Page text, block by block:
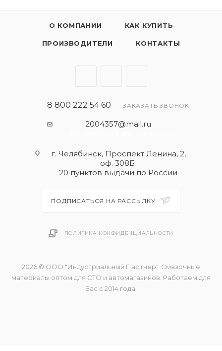
О КОМПАНИИ КАК КУПИТЬ
ПРОИЗВОДИТЕЛИ КОНТАКТЫ
8 800 222 54 60 ЗАКАЗАТЬ ЗВОНОК
2004357@mail.ru
г. Челябинск, Проспект Ленина, 2,
оф. 308Б
20 пунктов выдачи по России
ПОДПИСАТЬСЯ НА РАССЫЛКУ
ПОЛИТИКА КОНФИДЕНЦИАЛЬНОСТИ
2026 © ООО "Индустриальный Партнер". Смазочные
материалы оптом для СТО и автомагазинов. Работаем для
Вас с 2014 года.